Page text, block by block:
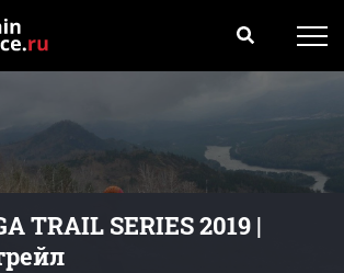
TRAIL SERIES 2019 |